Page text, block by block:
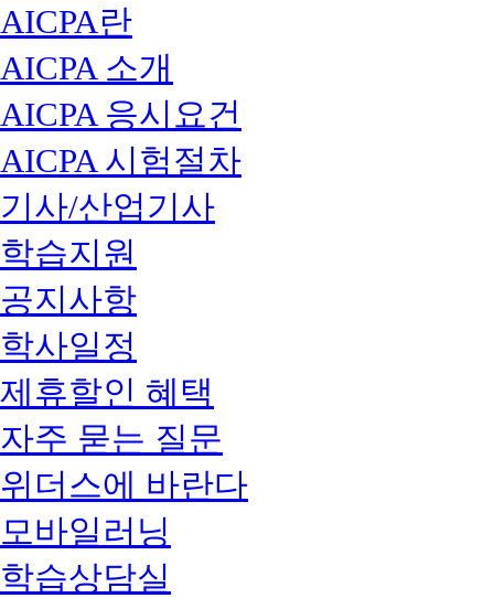
AICPA란
AICPA 소개
AICPA 응시요건
AICPA 시험절차
기사/산업기사
학습지원
공지사항
학사일정
제휴할인 혜택
자주 묻는 질문
위더스에 바란다
모바일러닝
학습상담실